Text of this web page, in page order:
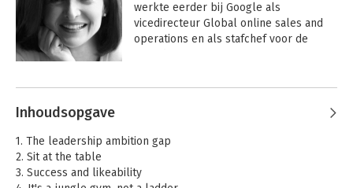
werkte eerder bij Google als
vicedirecteur Global online sales and
operations en als stafchef voor de
Ze is lid van de raad van bestuur
Andere boeken door Sheryl
Sandberg
Inhoudsopgave
1. The leadership ambition gap
2. Sit at the table
3. Success and likeability